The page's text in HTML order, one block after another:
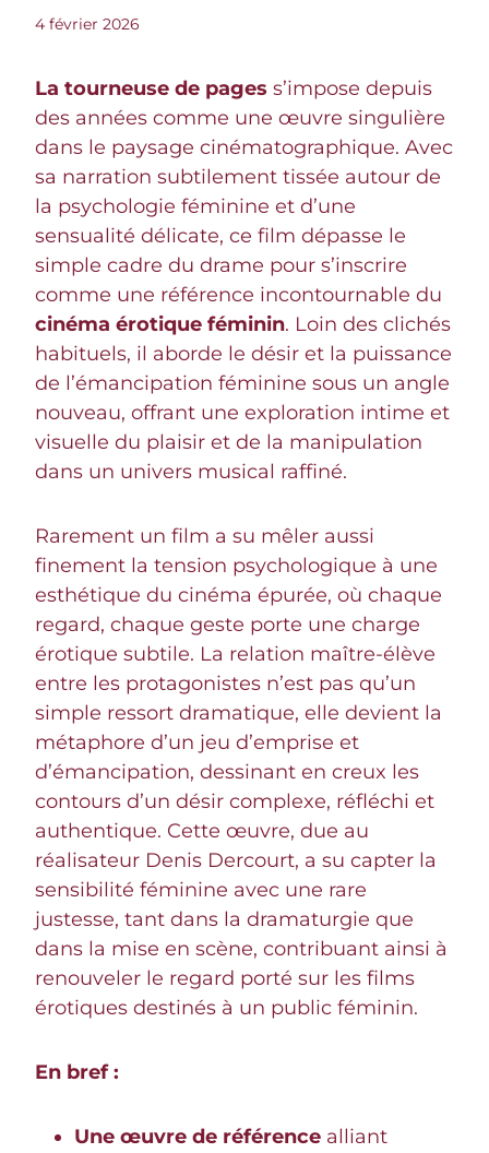
4 février 2026
La tourneuse de pages s’impose depuis
des années comme une œuvre singulière
dans le paysage cinématographique. Avec
sa narration subtilement tissée autour de
la psychologie féminine et d’une
sensualité délicate, ce film dépasse le
simple cadre du drame pour s’inscrire
comme une référence incontournable du
cinéma érotique féminin. Loin des clichés
habituels, il aborde le désir et la puissance
de l’émancipation féminine sous un angle
nouveau, offrant une exploration intime et
visuelle du plaisir et de la manipulation
dans un univers musical raffiné.
Rarement un film a su mêler aussi
finement la tension psychologique à une
esthétique du cinéma épurée, où chaque
regard, chaque geste porte une charge
érotique subtile. La relation maître-élève
entre les protagonistes n’est pas qu’un
simple ressort dramatique, elle devient la
métaphore d’un jeu d’emprise et
d’émancipation, dessinant en creux les
contours d’un désir complexe, réfléchi et
authentique. Cette œuvre, due au
réalisateur Denis Dercourt, a su capter la
sensibilité féminine avec une rare
justesse, tant dans la dramaturgie que
dans la mise en scène, contribuant ainsi à
renouveler le regard porté sur les films
érotiques destinés à un public féminin.
En bref :
Une œuvre de référence alliant